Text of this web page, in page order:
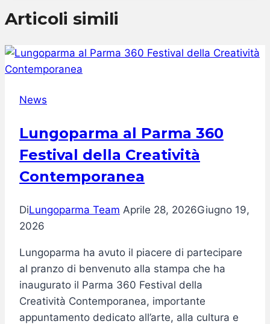
Articoli simili
News
Lungoparma al Parma 360
Festival della Creatività
Contemporanea
DiLungoparma Team Aprile 28, 2026Giugno 19,
2026
Lungoparma ha avuto il piacere di partecipare
al pranzo di benvenuto alla stampa che ha
inaugurato il Parma 360 Festival della
Creatività Contemporanea, importante
appuntamento dedicato all’arte, alla cultura e